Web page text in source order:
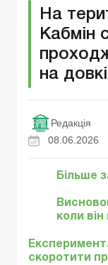
На
Кабмін
на
Редакція
08.06.2026
Більше
коли він
скоротити